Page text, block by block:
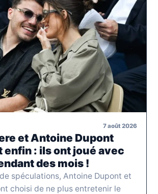
7 août 2026
et Antoine Dupont
: ils ont joué avec
des mois !
spéculations, Antoine Dupont et
choisi de ne plus entretenir le